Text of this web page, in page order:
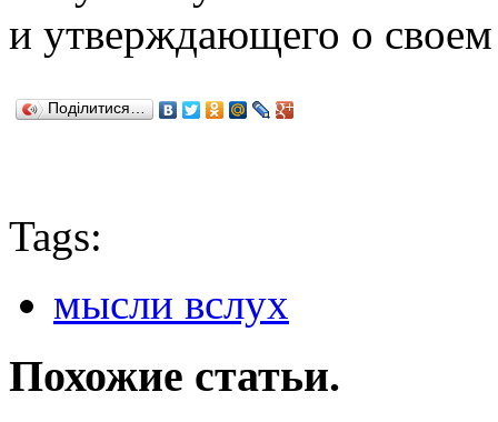
и утверждающего о
Поділитися…
Tags:
мысли вслух
Похожие статьи.